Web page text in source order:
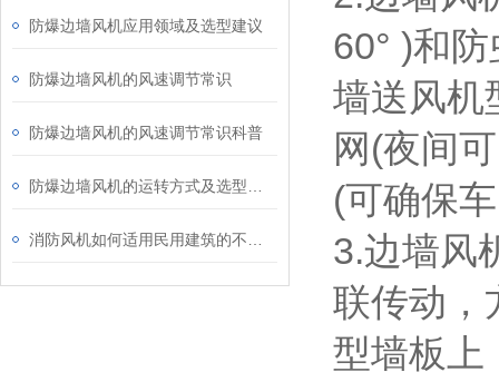
防爆边墙风机应用领域及选型建议
防爆边墙风机的风速调节常识
防爆边墙风机的风速调节常识科普
60° )和
墙送风机
网(夜间
(可确保
3.边墙风
联传动，
型墙板上